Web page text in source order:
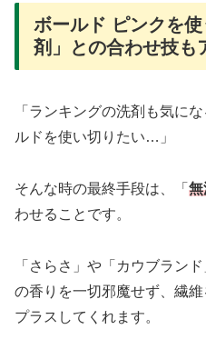
ボールド ピンクを
剤」との合わせ技も
「ランキングの洗剤も気に
ルドを使い切りたい…」
そんな時の最終手段は、「 無
わせることです。
「さらさ」や「カウブラン
の香りを一切邪魔せず、繊
プラスしてくれます。